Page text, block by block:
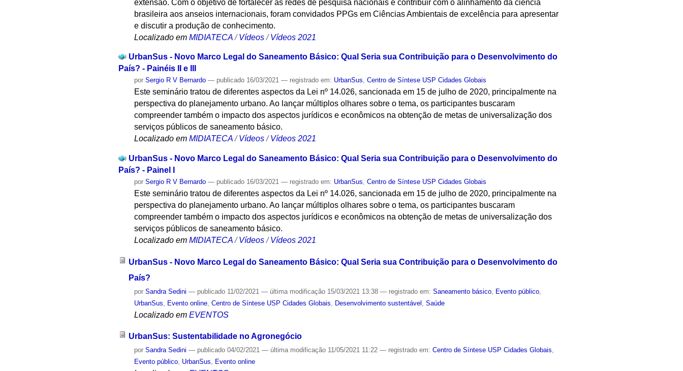
extensão. Com o objetivo de fortalecer as redes de pesquisa nacionais e contribuir com o alinhamento da ciência
brasileira aos anseios internacionais, foram convidados PPGs em Ciências Ambientais de excelência para apresentar
e discutir a produção de conhecimento.
Localizado em MIDIATECA /Vídeos /Vídeos 2021
UrbanSus - Novo Marco Legal do Saneamento Básico: Qual Seria sua Contribuição para o Desenvolvimento do
País? - Painéis II e III
porSergio R V Bernardo — publicado 16/03/2021— registrado em: UrbanSus,Centro de Síntese USP Cidades Globais
Este seminário tratou de diferentes aspectos da Lei nº 14.026, sancionada em 15 de julho de 2020, principalmente na
perspectiva do planejamento urbano. Ao lançar múltiplos olhares sobre o tema, os participantes buscaram
compreender também o impacto dos aspectos jurídicos e econômicos na obtenção de metas de universalização dos
serviços públicos de saneamento básico.
Localizado em MIDIATECA /Vídeos /Vídeos 2021
UrbanSus - Novo Marco Legal do Saneamento Básico: Qual Seria sua Contribuição para o Desenvolvimento do
País? - Painel I
porSergio R V Bernardo — publicado 16/03/2021— registrado em: UrbanSus ,Centro de Síntese USP Cidades Globais
Este seminário tratou de diferentes aspectos da Lei nº 14.026, sancionada em 15 de julho de 2020, principalmente na
perspectiva do planejamento urbano. Ao lançar múltiplos olhares sobre o tema, os participantes buscaram
compreender também o impacto dos aspectos jurídicos e econômicos na obtenção de metas de universalização dos
serviços públicos de saneamento básico.
Localizado em MIDIATECA /Vídeos /Vídeos 2021
UrbanSus - Novo Marco Legal do Saneamento Básico: Qual Seria sua Contribuição para o Desenvolvimento do
País?
porSandra Sedini — publicado 11/02/2021— última modificação 15/03/2021 13:38— registrado em:Saneamento básico Evento público
UrbanSus
Evento online ,Centro de Síntese USP Cidades Globais Desenvolvimento sustentável ,Saúde
Localizado em EVENTOS
UrbanSus: Sustentabilidade no Agronegócio
porSandra Sedini — publicado 04/02/2021— última modificação 11/05/2021 11:22— registrado em:Centro de Síntese USP Cidades Globais,
Evento público, UrbanSus, Evento online